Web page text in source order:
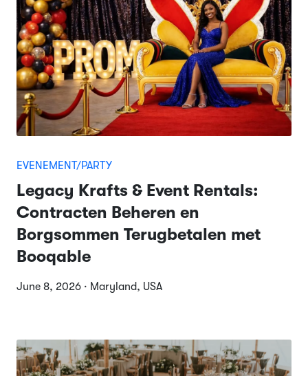
EVENEMENT/PARTY
Legacy Krafts & Event Rentals:
Contracten Beheren en
Borgsommen Terugbetalen met
Booqable
June 8, 2026 · Maryland, USA